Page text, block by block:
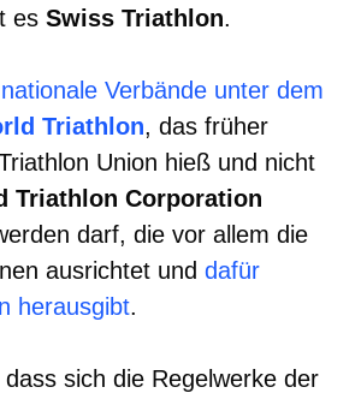
es Swiss Triathlon.
nationale Verbände unter dem
Triathlon, das früher
Union hieß und nicht
Triathlon Corporation
darf, die vor allem die
ausrichtet und dafür
herausgibt.
sich die Regelwerke der